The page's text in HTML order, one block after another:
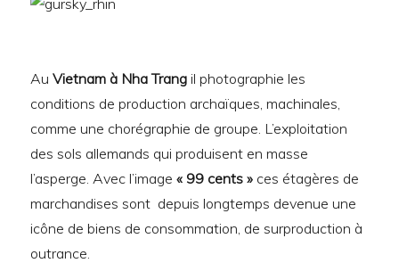
AuVietnam à Nha Trang il photographie les
conditions de production archaïques, machinales,
comme une chorégraphie de groupe. L’exploitation
des sols allemands qui produisent en masse
l’asperge. Avec l’image « 99 cents » ces étagères de
marchandises sont depuis longtemps devenue une
icône de biens de consommation, de surproduction à
outrance.